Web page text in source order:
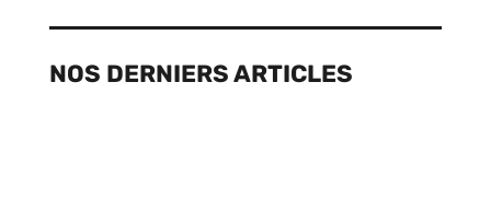
NOS DERNIERS ARTICLES